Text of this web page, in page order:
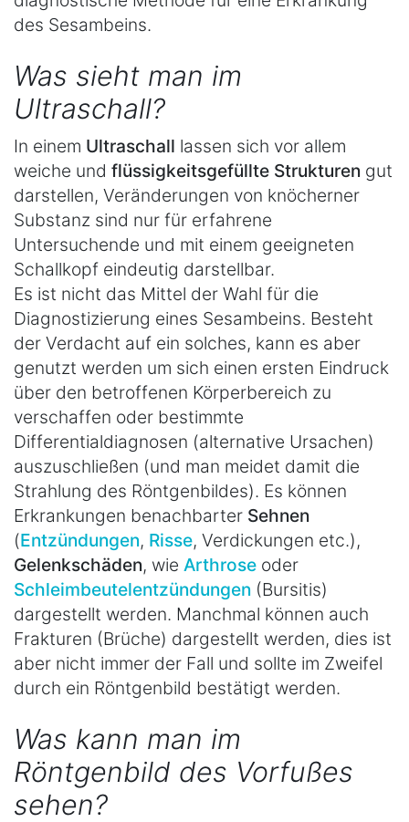
des Sesambeins.
Was sieht man im
Ultraschall?
In einem Ultraschall lassen sich vor allem
weiche und flüssigkeitsgefüllte Strukturen gut
darstellen, Veränderungen von knöcherner
Substanz sind nur für erfahrene
Untersuchende und mit einem geeigneten
Schallkopf eindeutig darstellbar.
Es ist nicht das Mittel der Wahl für die
Diagnostizierung eines Sesambeins. Besteht
der Verdacht auf ein solches, kann es aber
genutzt werden um sich einen ersten Eindruck
über den betroffenen Körperbereich zu
verschaffen oder bestimmte
Differentialdiagnosen (alternative Ursachen)
auszuschließen (und man meidet damit die
Strahlung des Röntgenbildes). Es können
Erkrankungen benachbarter Sehnen
(Entzündungen, Risse, Verdickungen etc.),
Gelenkschäden, wie Arthrose oder
Schleimbeutelentzündungen (Bursitis)
dargestellt werden. Manchmal können auch
Frakturen (Brüche) dargestellt werden, dies ist
aber nicht immer der Fall und sollte im Zweifel
durch ein Röntgenbild bestätigt werden.
Was kann man im
Röntgenbild des Vorfußes
sehen?